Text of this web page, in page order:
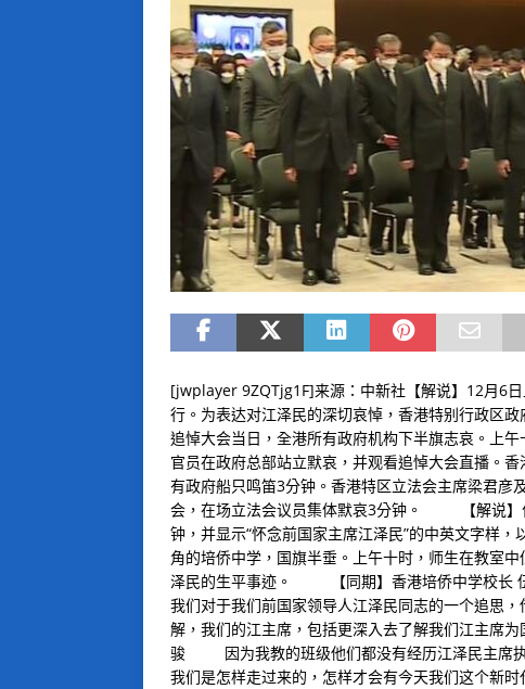
[jwplayer 9ZQTjg1F]来源：中新社【解说】12月6
行。为表达对江泽民的深切哀悼，香港特别行政
追悼大会当日，全港所有政府机构下半旗志哀。上
官员在政府总部站立默哀，并观看追悼大会直播。
有政府船只鸣笛3分钟。香港特区立法会主席梁君彦
会，在场立法会议员集体默哀3分钟。 【解说】
钟，并显示“怀念前国家主席江泽民”的中英文字
角的培侨中学，国旗半垂。上午十时，师生在教室
泽民的生平事迹。 【同期】香港培侨中学校长
我们对于我们前国家领导人江泽民同志的一个追思
解，我们的江主席，包括更深入去了解我们江主
骏 因为我教的班级他们都没有经历江泽民主席执
我们是怎样走过来的，怎样才会有今天我们这个新